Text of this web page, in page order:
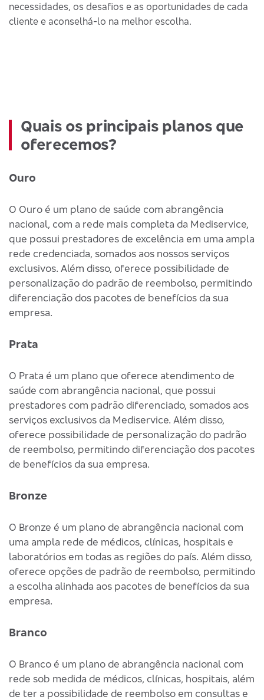
necessidades, os desafios e as oportunidades de cada
cliente e aconselhá-lo na melhor escolha.
Quais os principais planos que
oferecemos?
Ouro
O Ouro é um plano de saúde com abrangência
nacional, com a rede mais completa da Mediservice,
que possui prestadores de excelência em uma ampla
rede credenciada, somados aos nossos serviços
exclusivos. Além disso, oferece possibilidade de
personalização do padrão de reembolso, permitindo
diferenciação dos pacotes de benefícios da sua
empresa.
Prata
O Prata é um plano que oferece atendimento de
saúde com abrangência nacional, que possui
prestadores com padrão diferenciado, somados aos
serviços exclusivos da Mediservice. Além disso,
oferece possibilidade de personalização do padrão
de reembolso, permitindo diferenciação dos pacotes
de benefícios da sua empresa.
Bronze
O Bronze é um plano de abrangência nacional com
uma ampla rede de médicos, clínicas, hospitais e
laboratórios em todas as regiões do país. Além disso,
oferece opções de padrão de reembolso, permitindo
a escolha alinhada aos pacotes de benefícios da sua
empresa.
Branco
O Branco é um plano de abrangência nacional com
rede sob medida de médicos, clínicas, hospitais, além
de ter a possibilidade de reembolso em consultas e